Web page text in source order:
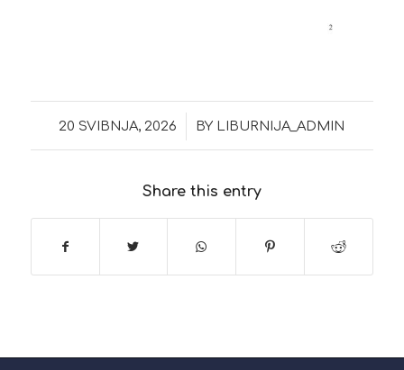
20 SVIBNJA, 2026
/ BY LIBURNIJA_ADMIN
Share this entry